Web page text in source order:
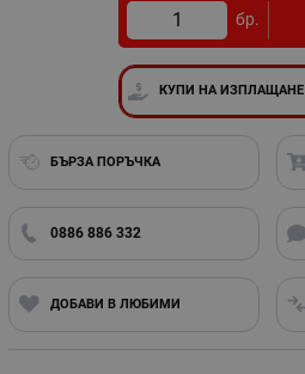
бр.
КУПИ НА ИЗПЛАЩАНЕ
БЪРЗА ПОРЪЧКА
0886 886 332
ДОБАВИ В ЛЮБИМИ